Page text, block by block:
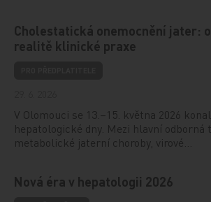
Cholestatická onemocnění jater:
realitě klinické praxe
V Olomouci se 13.–15. května 2026
hepatologické dny. Mezi hlavní
metabolické jaterní choroby, virové…
Nová éra v hepatologii 2026